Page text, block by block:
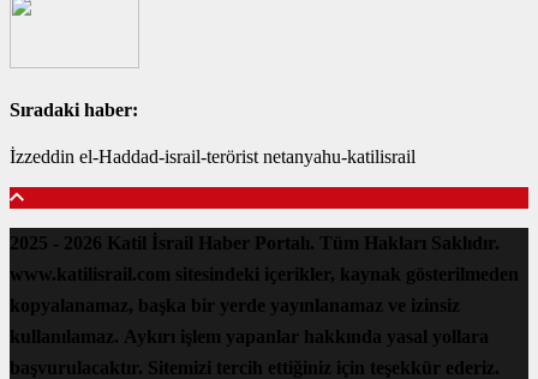
Sıradaki haber:
İzzeddin el-Haddad-israil-terörist netanyahu-katilisrail
2025 - 2026 Katil İsrail Haber Portalı. Tüm Hakları Saklıdır.
www.katilisrail.com sitesindeki içerikler, kaynak gösterilmeden
kopyalanamaz, başka bir yerde yayınlanamaz ve izinsiz
kullanılamaz. Aykırı işlem yapanlar hakkında yasal yollara
başvurulacaktır. Sitemizi tercih ettiğiniz için teşekkür ederiz.